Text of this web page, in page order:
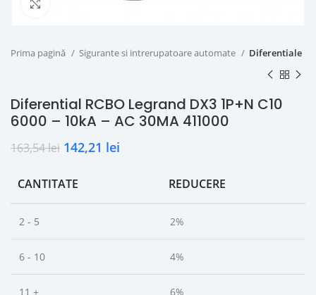
Prima pagină Sigurante si intrerupatoare automate Diferentiale
Diferential RCBO Legrand DX3 1P+N C10
6000 – 10kA – AC 30MA 411000
163,54lei 142,21 lei
CANTITATE REDUCERE
2 - 5 2%
6 - 10 4%
11 + 6%